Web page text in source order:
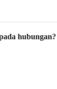
hubungan?